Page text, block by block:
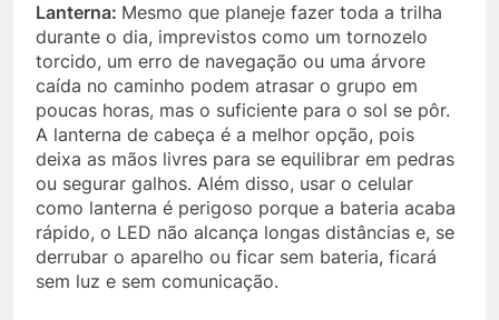
Lanterna: Mesmo que planeje fazer toda a trilha
durante o dia, imprevistos como um tornozelo
torcido, um erro de navegação ou uma árvore
caída no caminho podem atrasar o grupo em
poucas horas, mas o suficiente para o sol se pôr.
A lanterna de cabeça é a melhor opção, pois
deixa as mãos livres para se equilibrar em pedras
ou segurar galhos. Além disso, usar o celular
como lanterna é perigoso porque a bateria acaba
rápido, o LED não alcança longas distâncias e, se
derrubar o aparelho ou ficar sem bateria, ficará
sem luz e sem comunicação.